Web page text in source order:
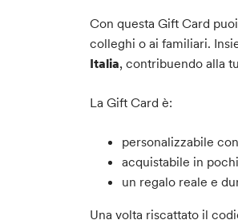
Con questa Gift Card
colleghi o ai familiari.
Italia, contribuendo alla
La Gift Card è:
personalizzabile
acquistabile in
un regalo reale e
Una volta riscattato il